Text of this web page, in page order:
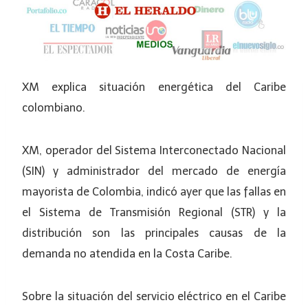
XM explica situación energética del Caribe
colombiano.
XM, operador del Sistema Interconectado Nacional
(SIN) y administrador del mercado de energía
mayorista de Colombia, indicó ayer que las fallas en
el Sistema de Transmisión Regional (STR) y la
distribución son las principales causas de la
demanda no atendida en la Costa Caribe.
Sobre la situación del servicio eléctrico en el Caribe